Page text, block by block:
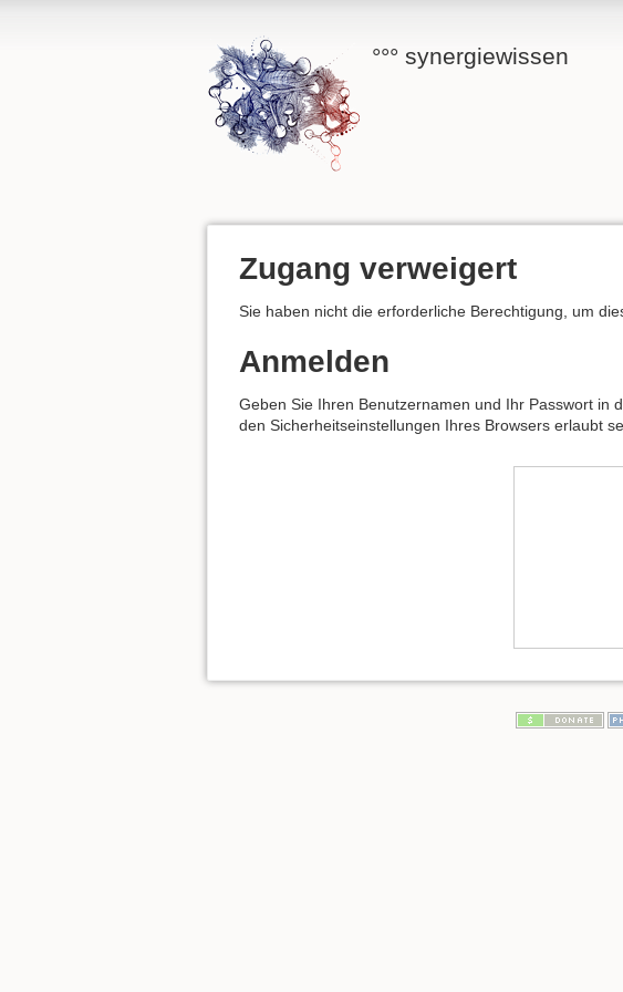
°°° synergiewissen
Zugang verweigert
Sie haben nicht die erforderliche Berechtigung, um
Anmelden
Geben Sie Ihren Benutzernamen und Ihr Passwort in
den Sicherheitseinstellungen Ihres Browsers erlaubt